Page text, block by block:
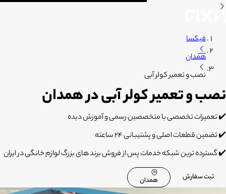
فیکسا
همدان
نصب و تعمیر کولر آبی
نصب و تعمیر کولر آبی در همدان
✔️ تعمیرات تخصصی با متخصصین رسمی و آموزش دیده
✔️ تضمین قطعات اصلی و پشتیبانی 24 ساعته
✔️ گسترده ترین شبکه خدمات پس از فروش برند های بزرگ لوازم خانگی در ایران
ثبت سفارش همدان